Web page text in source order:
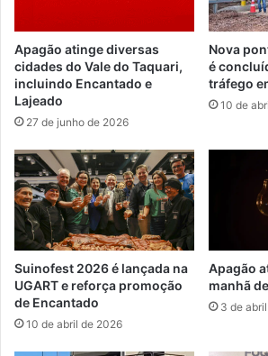
Apagão atinge diversas
cidades do Vale do Taquari,
incluindo Encantado e
Lajeado
27 de junho de 2026
Nova
é
tráfego
10 de
Suinofest 2026 é lançada na
UGART e reforça promoção
de Encantado
10 de abril de 2026
Apagão
manhã
3 de